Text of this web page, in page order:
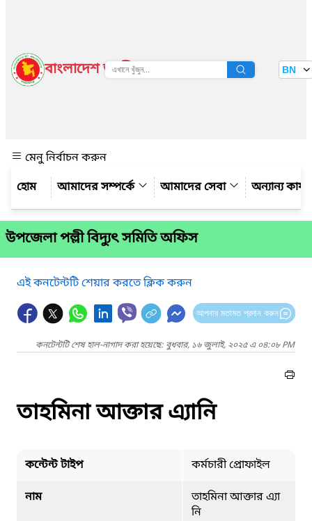
বাংলাদেশ জাতীয় তথ্য বাতায়ন BN
মেনু নির্বাচন করুন
আমাদের সম্পর্কে
আমাদের সেবা অন্যান্য
উপজেলা পল্লী বিদ্যুৎ সমিতি অফিস
এই কনটেন্টটি শেয়ার করতে ক্লিক করুন
আপনার মতামত প্রদান করুন
কনটেন্টটি শেষ হাল-নাগাদ করা হয়েছে: বুধবার, ১৬ জুলাই, ২০২৫ এ ০৪:০৮ PM
তাহমিনা আক্তার এ্যানি
কন্টেন্ট টাইপ কর্মচারী প্রোফাইল
নাম
তাহমিনা আক্তার এ্যা
নি